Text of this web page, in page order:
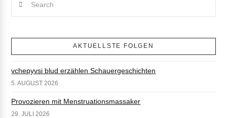
AKTUELLSTE FOLGEN
vchepyvsi blud erzählen Schauergeschichten
5. AUGUST 2026
Provozieren mit Menstruationsmassaker
29. JULI 2026